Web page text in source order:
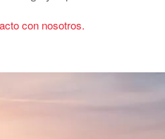
con nosotros.